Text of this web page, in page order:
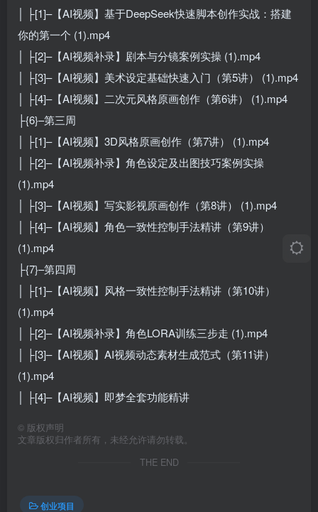
│ ├[1]–【AI视频】基于DeepSeek快速脚本创作实战：搭建
你的第一个 (1).mp4
│ ├[2]–【AI视频补录】剧本与分镜案例实操 (1).mp4
│ ├[3]–【AI视频】美术设定基础快速入门（第5讲） (1).mp4
│ ├[4]–【AI视频】二次元风格原画创作（第6讲） (1).mp4
├{6}–第三周
│ ├[1]–【AI视频】3D风格原画创作（第7讲） (1).mp4
│ ├[2]–【AI视频补录】角色设定及出图技巧案例实操
(1).mp4
│ ├[3]–【AI视频】写实影视原画创作（第8讲） (1).mp4
│ ├[4]–【AI视频】角色一致性控制手法精讲（第9讲）
(1).mp4
├{7}–第四周
│ ├[1]–【AI视频】风格一致性控制手法精讲（第10讲）
(1).mp4
│ ├[2]–【AI视频补录】角色LORA训练三步走 (1).mp4
│ ├[3]–【AI视频】AI视频动态素材生成范式（第11讲）
(1).mp4
│ ├[4]–【AI视频】即梦全套功能精讲
© 版权声明
文章版权归作者所有，未经允许请勿转载。
THE END
创业项目